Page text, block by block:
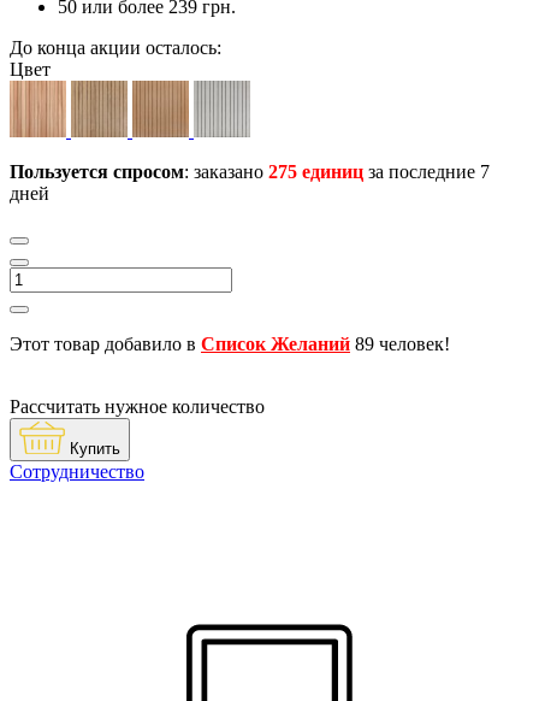
50 или более 239 грн.
До конца акции осталось:
Цвет
Пользуется спросом: заказано 275 единиц за последние 7
дней
Этот товар добавило в Список Желаний 89 человек!
Рассчитать нужное количество
Купить
Сотрудничество